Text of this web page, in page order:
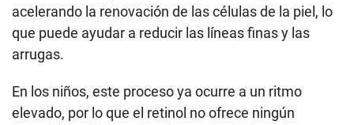
acelerando la renovación de las células de la piel, lo
que puede ayudar a reducir las líneas finas y las
arrugas.
En los niños, este proceso ya ocurre a un ritmo
elevado, por lo que el retinol no ofrece ningún